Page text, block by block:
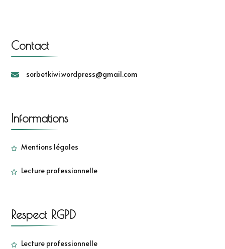
Contact
sorbetkiwi.wordpress@gmail.com
Informations
Mentions légales
Lecture professionnelle
Respect RGPD
Lecture professionnelle